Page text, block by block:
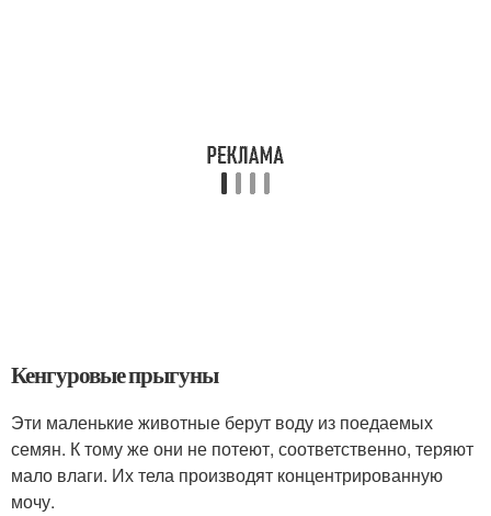
Кенгуровые прыгуны
Эти маленькие животные берут воду из поедаемых
семян. К тому же они не потеют, соответственно, теряют
мало влаги. Их тела производят концентрированную
мочу.